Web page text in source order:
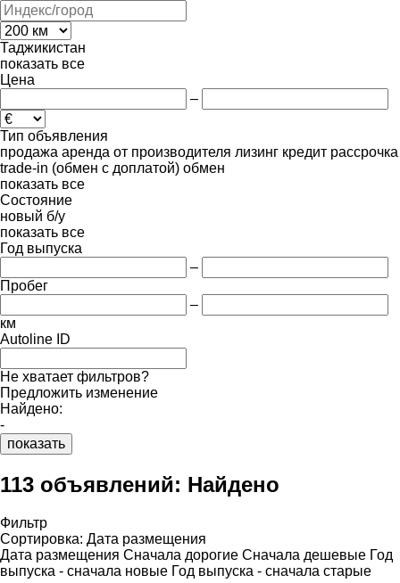
Таджикистан
показать все
Цена
–
Тип объявления
продажа аренда от производителя лизинг кредит рассрочка
trade-in (обмен с доплатой) обмен
показать все
Состояние
новый б/у
показать все
Год выпуска
–
Пробег
–
км
Autoline ID
Не хватает фильтров?
Предложить изменение
Найдено:
-
показать
113 объявлений: Найдено
Фильтр
Сортировка: Дата размещения
Дата размещения Сначала дорогие Сначала дешевые Год
выпуска - сначала новые Год выпуска - сначала старые